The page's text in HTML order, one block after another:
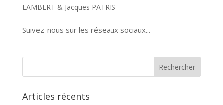
LAMBERT & Jacques PATRIS
Suivez-nous sur les réseaux sociaux...
Articles récents